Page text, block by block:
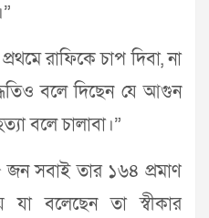
রাফিকে চাপ দিবা, না
বলে দিছেন যে আগুন
বলে চালাবা।”
জন সবাই তার ১৬৪ প্রমাণ
যা বলেছেন তা স্বীকার